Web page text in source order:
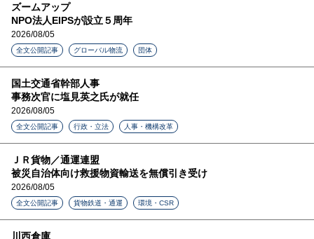
ズームアップ
NPO法人EIPSが設立５周年
2026/08/05
全文公開記事 グローバル物流 団体
国土交通省幹部人事
事務次官に塩見英之氏が就任
2026/08/05
全文公開記事 行政・立法 人事・機構改革
ＪＲ貨物／通運連盟
被災自治体向け救援物資輸送を無償引き受け
2026/08/05
全文公開記事 貨物鉄道・通運 環境・CSR
川西倉庫